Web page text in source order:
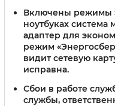
Включены режимы
ноутбуках система
адаптер для
режим
видит сетевую
исправна.
Сбои в работе
службы,